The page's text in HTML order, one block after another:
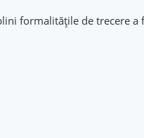
formalitățile de trecere a